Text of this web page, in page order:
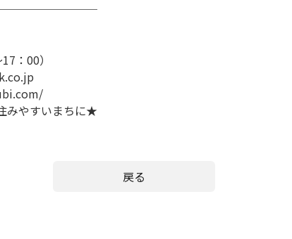
17 ： 00）
すいまちに★
戻る